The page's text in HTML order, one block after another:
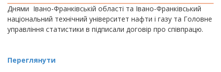
Днями Івано-Франківській області та Івано-Франківський
національний технічний університет нафти і газу та Головне
управління статистики в підписали договір про співпрацю.
Переглянути